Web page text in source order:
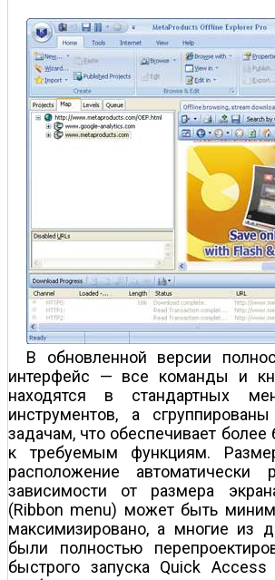
В обновленной версии
интерфейс — все команды и
находятся в стандартных
инструментов, а
задачам, что обеспечивает
к требуемым функциям.
расположение автоматически
зависимости от размера
(Ribbon menu) может быть
максимизировано, а многие из
были полностью
быстрого запуска Quick Access